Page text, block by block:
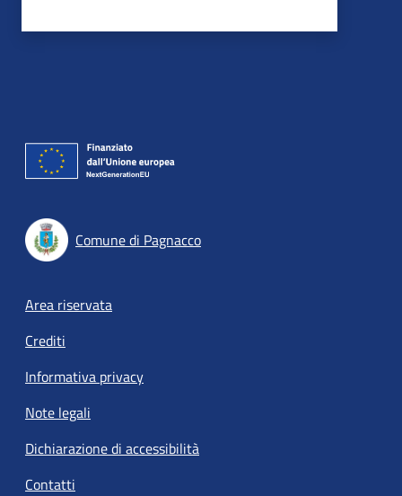
Comune di Pagnacco
Footer menu
Area riservata
Crediti
Informativa privacy
Note legali
Dichiarazione di accessibilità
Contatti